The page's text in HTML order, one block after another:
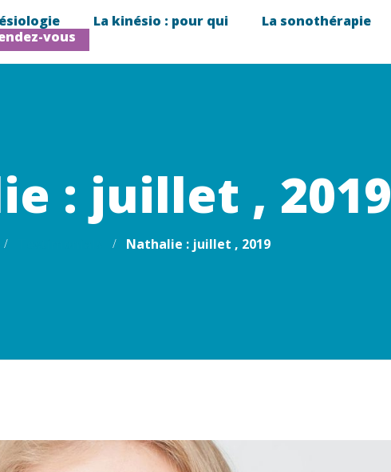
La kinésio : pour qui
La sonothérapie
vous
: juillet , 2019
Nathalie : juillet , 2019